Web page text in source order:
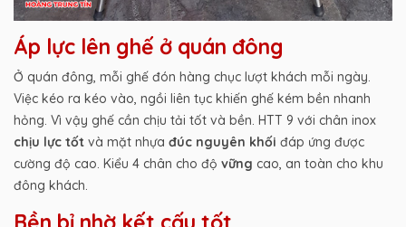
Áp lực lên ghế ở quán đông
Ở quán đông, mỗi ghế đón hàng chục lượt khách mỗi ngày.
Việc kéo ra kéo vào, ngồi liên tục khiến ghế kém bền nhanh
hỏng. Vì vậy ghế cần chịu tải tốt và bền. HTT 9 với chân inox
chịu lực tốt và mặt nhựa đúc nguyên khối đáp ứng được
cường độ cao. Kiểu 4 chân cho độ vững cao, an toàn cho khu
đông khách.